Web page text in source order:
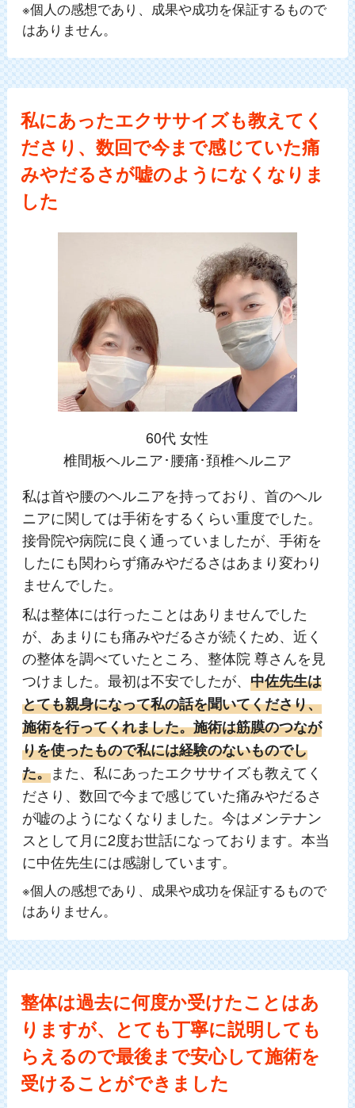
※個人の感想であり、成果や成功を保証するもので
はありません。
私にあったエクササイズも教えてく
ださり、数回で今まで感じていた痛
みやだるさが嘘のようになくなりま
した
60代 女性
椎間板ヘルニア･腰痛･頚椎ヘルニア
私は首や腰のヘルニアを持っており、首のヘル
ニアに関しては手術をするくらい重度でした。
接骨院や病院に良く通っていましたが、手術を
したにも関わらず痛みやだるさはあまり変わり
ませんでした。
私は整体には行ったことはありませんでした
が、あまりにも痛みやだるさが続くため、近く
の整体を調べていたところ、整体院 尊さんを見
つけました。最初は不安でしたが、中佐先生は
とても親身になって私の話を聞いてくださり、
施術を行ってくれました。施術は筋膜のつなが
りを使ったもので私には経験のないものでし
た。また、私にあったエクササイズも教えてく
ださり、数回で今まで感じていた痛みやだるさ
が嘘のようになくなりました。今はメンテナン
スとして月に2度お世話になっております。本当
に中佐先生には感謝しています。
※個人の感想であり、成果や成功を保証するもので
はありません。
整体は過去に何度か受けたことはあ
りますが、とても丁寧に説明しても
らえるので最後まで安心して施術を
受けることができました